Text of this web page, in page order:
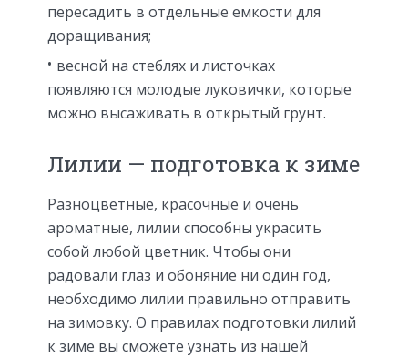
пересадить в отдельные емкости для
доращивания;
весной на стеблях и листочках
появляются молодые луковички, которые
можно высаживать в открытый грунт.
Лилии — подготовка к зиме
Разноцветные, красочные и очень
ароматные, лилии способны украсить
собой любой цветник. Чтобы они
радовали глаз и обоняние ни один год,
необходимо лилии правильно отправить
на зимовку. О правилах подготовки лилий
к зиме вы сможете узнать из нашей